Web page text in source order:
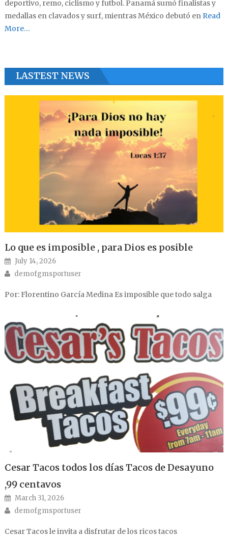
deportivo, remo, ciclismo y futbol. Panamá sumó finalistas y
medallas en clavados y surf, mientras México debutó enRead
More…
LASTEST NEWS
Lo que es imposible , para Dios es posible
Posted on
July 14, 2026
Author
demofgmsportuser
Por: Florentino García Medina Es imposible que todo salga
Cesar Tacos todos los días Tacos de Desayuno
,99 centavos
Posted on
March 31, 2026
Author
demofgmsportuser
Cesar Tacos le invita a disfrutar de los ricos tacos